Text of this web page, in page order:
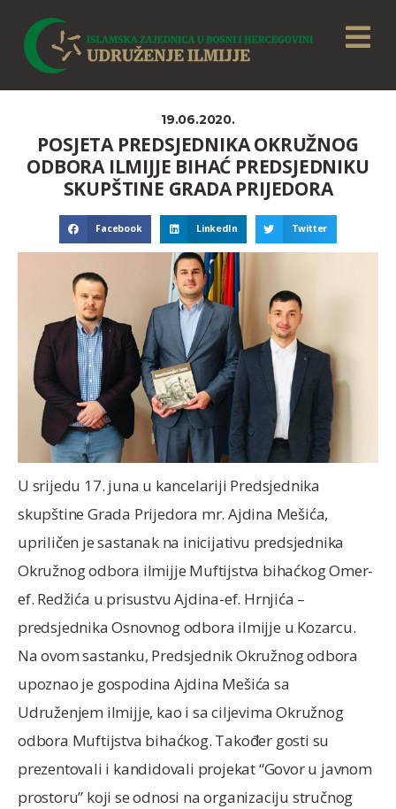
19.06.2020.
POSJETA PREDSJEDNIKA OKRUŽNOG
ODBORA ILMIJJE BIHAĆ PREDSJEDNIKU
SKUPŠTINE GRADA PRIJEDORA
Facebook LinkedIn Twitter
U srijedu 17. juna u kancelariji Predsjednika
skupštine Grada Prijedora mr. Ajdina Mešića,
upriličen je sastanak na inicijativu predsjednika
Okružnog odbora ilmijje Muftijstva bihaćkog Omer-
ef. Redžića u prisustvu Ajdina-ef. Hrnjića –
predsjednika Osnovnog odbora ilmijje u Kozarcu.
Na ovom sastanku, Predsjednik Okružnog odbora
upoznao je gospodina Ajdina Mešića sa
Udruženjem ilmijje, kao i sa ciljevima Okružnog
odbora Muftijstva bihaćkog. Također gosti su
prezentovali i kandidovali projekat “Govor u javnom
prostoru” koji se odnosi na organizaciju stručnog